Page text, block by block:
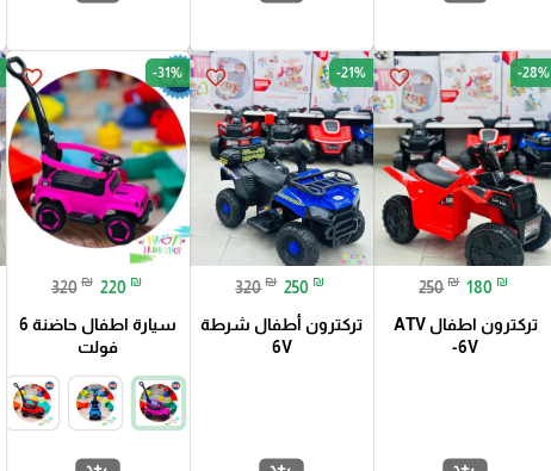
favorite_border -28%
250 ₪ 180 ₪
تركترون اطفال ATV
-6V
favorite_border -21%
320 ₪ 250 ₪
تركترون أطفال شرطة
6V
favorite_border -31%
320 ₪ 220 ₪
سيارة اطفال حاضنة 6
فولت